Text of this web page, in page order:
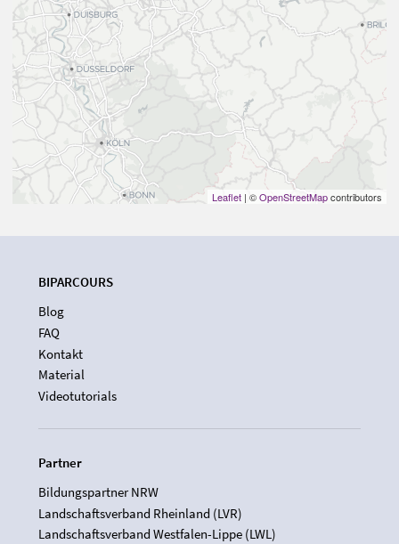
Leaflet | ©OpenStreetMapcontributors
BIPARCOURS
Blog
FAQ
Kontakt
Material
Videotutorials
Partner
Bildungspartner NRW
Landschaftsverband Rheinland (LVR)
Landschaftsverband Westfalen-Lippe (LWL)